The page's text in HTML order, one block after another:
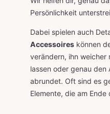
Persönlichkeit
Dabei spielen auch
Accessoires können
verändern, ihn weicher
lassen oder genau
abrundet. Oft sind es
Elemente, die am